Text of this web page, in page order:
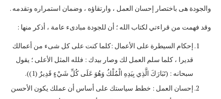
والجودة هى باختصار إحسان العمل ، وارتقاؤه ، وضمان استمراره وتقدمه .
وقد فهمت من قراءتي لكتاب الله ؛ أن للجودة مبادىء عامة ، أذكر منها :
إحكام السيطرة على الأعمال :كلما كنت على كل شىء من أعمالك
قديرا ، كلما سلم العمل لك وصار بيدك : فلله المثل الأعلى ؛ يقول
سبحانه : (تَبَارَكَ الَّذِي بِيَدِهِ الْمُلْكُ وَهُوَ عَلَى كُلِّ شَيْءٍ قَدِيرٌ (1)).
إحسان العمل : خطط سياستك على أساس أن عملك يكون الأحسن